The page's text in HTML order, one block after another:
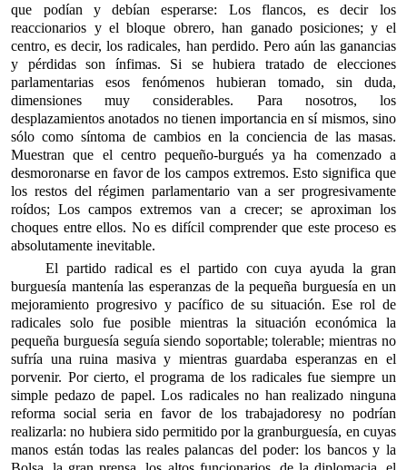
que podían y debían esperarse: Los flancos, es decir los
reaccionarios y el bloque obrero, han ganado posiciones; y el
centro, es decir, los radicales, han perdido. Pero aún las ganancias
y pérdidas son ínfimas. Si se hubiera tratado de elecciones
parlamentarias esos fenómenos hubieran tomado, sin duda,
dimensiones muy considerables. Para nosotros, los
desplazamientos anotados no tienen importancia en sí mismos, sino
sólo como síntoma de cambios en la conciencia de las masas.
Muestran que el centro pequeño-burgués ya ha comenzado a
desmoronarse en favor de los campos extremos. Esto significa que
los restos del régimen parlamentario van a ser progresivamente
roídos; Los campos extremos van a crecer; se aproximan los
choques entre ellos. No es difícil comprender que este proceso es
absolutamente inevitable.
El partido radical es el partido con cuya ayuda la gran
burguesía mantenía las esperanzas de la pequeña burguesía en un
mejoramiento progresivo y pacífico de su situación. Ese rol de
radicales solo fue posible mientras la situación económica la
pequeña burguesía seguía siendo soportable; tolerable; mientras no
sufría una ruina masiva y mientras guardaba esperanzas en el
porvenir. Por cierto, el programa de los radicales fue siempre un
simple pedazo de papel. Los radicales no han realizado ninguna
reforma social seria en favor de los trabajadoresy no podrían
realizarla: no hubiera sido permitido por la granburguesía, en cuyas
manos están todas las reales palancas del poder: los bancos y la